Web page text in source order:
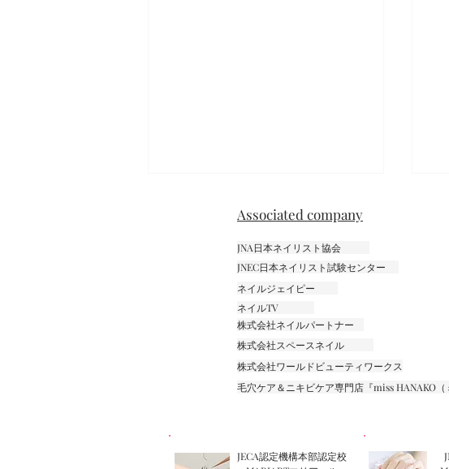
ニュアンスネイル
Associated company
JNA日本ネイリスト協会
JNEC日本ネイリスト試験センター
ネイルジェイピー
ネイルTV
株式会社ネイルパートナー
株式会社スペースネイル
株式会社ワールドビューティワークス
毛穴ケア＆ニキビケア専門店『miss HANAKO（
JECA認定機構本部認定校